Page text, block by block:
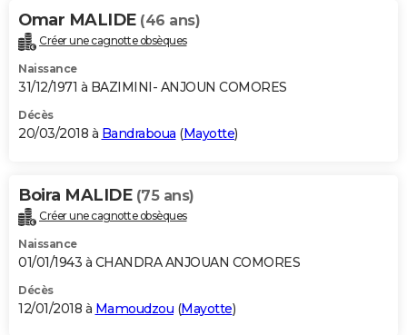
Omar MALIDE (46 ans)
Créer une cagnotte obsèques
Naissance
31/12/1971 à BAZIMINI- ANJOUN COMORES
Décès
20/03/2018 à Bandraboua (Mayotte)
Boira MALIDE (75 ans)
Créer une cagnotte obsèques
Naissance
01/01/1943 à CHANDRA ANJOUAN COMORES
Décès
12/01/2018 à Mamoudzou (Mayotte)